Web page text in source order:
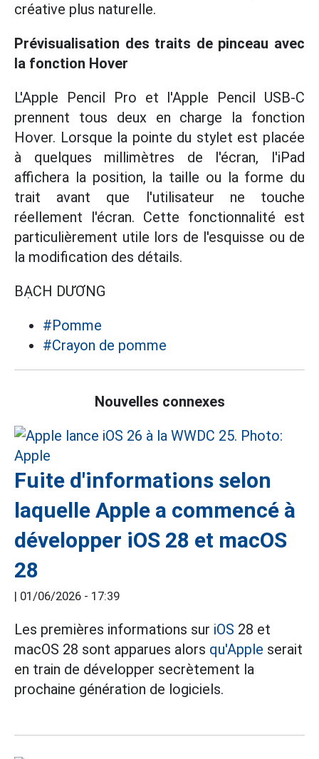
créative plus naturelle.
Prévisualisation des traits de pinceau avec
la fonction Hover
L'Apple Pencil Pro et l'Apple Pencil USB-C
prennent tous deux en charge la fonction
Hover. Lorsque la pointe du stylet est placée
à quelques millimètres de l'écran, l'iPad
affichera la position, la taille ou la forme du
trait avant que l'utilisateur ne touche
réellement l'écran. Cette fonctionnalité est
particulièrement utile lors de l'esquisse ou de
la modification des détails.
BẠCH DƯƠNG
#Pomme
#Crayon de pomme
Nouvelles connexes
Fuite d'informations selon
laquelle Apple a commencé à
développer iOS 28 et macOS
28
01/06/2026 - 17:39
Les premières informations sur iOS 28 et
macOS 28 sont apparues alors qu'Apple serait
en train de développer secrètement la
prochaine génération de logiciels.